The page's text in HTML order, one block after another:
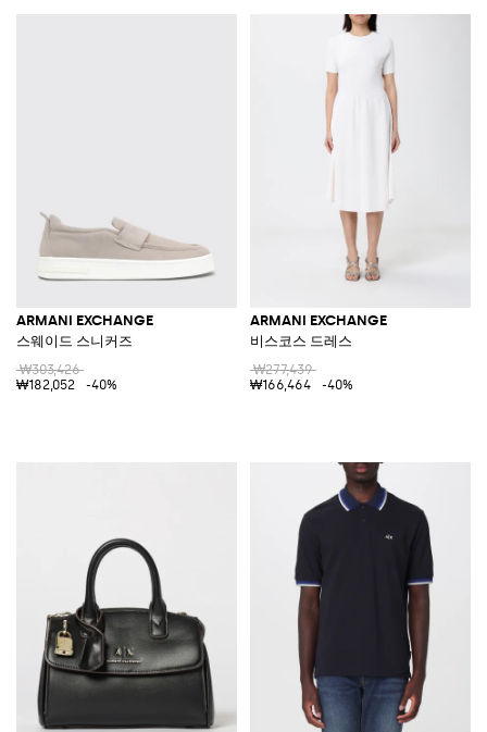
ARMANI EXCHANGE
스웨이드 스니커즈
₩303,426
₩182,052
-40%
ARMANI EXCHANGE
비스코스 드레스
₩277,439
₩166,464
-40%